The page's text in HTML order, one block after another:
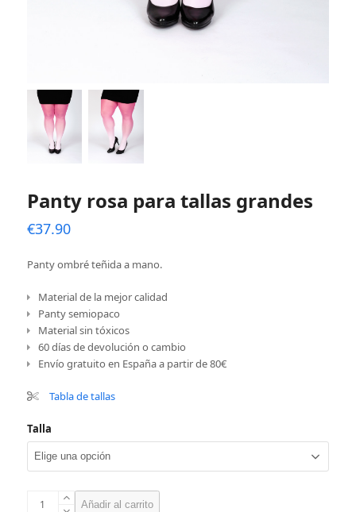
Panty rosa para tallas grandes
€37.90
Panty ombré teñida a mano.
Material de la mejor calidad
Panty semiopaco
Material sin tóxicos
60 días de devolución o cambio
Envío gratuito en España a partir de 80€
Tabla de tallas
Talla
Panty
Añadir al carrito